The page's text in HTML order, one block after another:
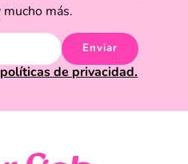
más.
Enviar
políticas de privacidad.